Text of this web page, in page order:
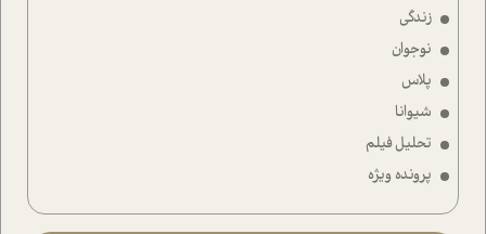
زندگی
نوجوان
پلاس
شیوانا
تحلیل فیلم
پرونده ویژه